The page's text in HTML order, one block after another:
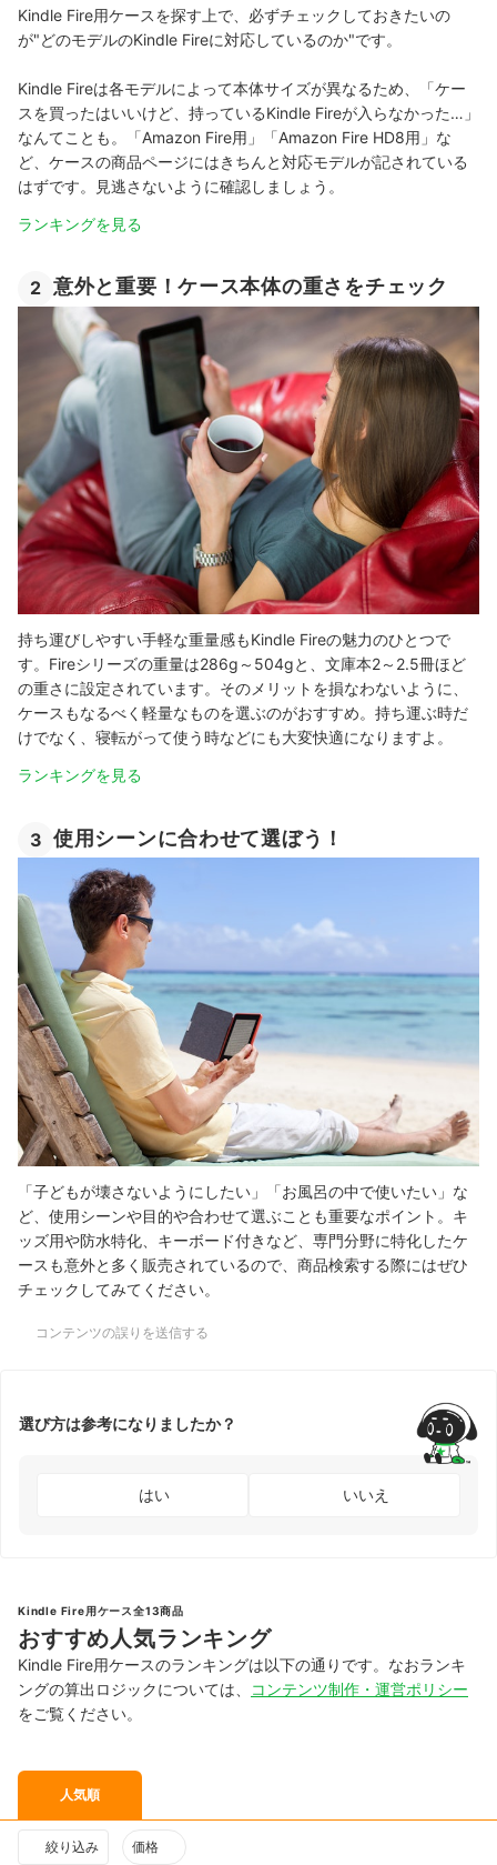
Kindle Fire用ケースを探す上で、必ずチェックしておきたいの
が"どのモデルのKindle Fireに対応しているのか"です。
Kindle Fireは各モデルによって本体サイズが異なるため、「ケー
スを買ったはいいけど、持っているKindle Fireが入らなかった…」
なんてことも。「Amazon Fire用」「Amazon Fire HD8用」な
ど、ケースの商品ページにはきちんと対応モデルが記されている
はずです。見逃さないように確認しましょう。
ランキングを見る
2 意外と重要！ケース本体の重さをチェック
持ち運びしやすい手軽な重量感もKindle Fireの魅力のひとつで
す。Fireシリーズの重量は286g～504gと、文庫本2～2.5冊ほど
の重さに設定されています。そのメリットを損なわないように、
ケースもなるべく軽量なものを選ぶのがおすすめ。持ち運ぶ時だ
けでなく、寝転がって使う時などにも大変快適になりますよ。
ランキングを見る
3 使用シーンに合わせて選ぼう！
「子どもが壊さないようにしたい」「お風呂の中で使いたい」な
ど、使用シーンや目的や合わせて選ぶことも重要なポイント。キ
ッズ用や防水特化、キーボード付きなど、専門分野に特化したケ
ースも意外と多く販売されているので、商品検索する際にはぜひ
チェックしてみてください。
コンテンツの誤りを送信する
選び方は参考になりましたか？
はい いいえ
Kindle Fire用ケース全13商品
おすすめ人気ランキング
Kindle Fire用ケースのランキングは以下の通りです。なおランキ
ングの算出ロジックについては、
コンテンツ制作・運営ポリシー
をご覧ください。
人気順
絞り込み 価格